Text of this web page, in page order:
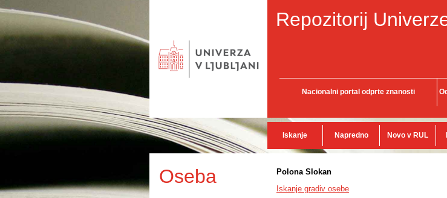
Repozitorij
Nacionalni portal odprte znanosti
Iskanje Napredno Novo v RUL
Oseba
Polona Slokan
Iskanje gradiv osebe